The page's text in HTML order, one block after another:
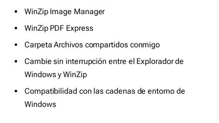
WinZip Image Manager
WinZip PDF Express
Carpeta Archivos compartidos conmigo
Cambie sin interrupción entre el Explorador de
Windows y WinZip
Compatibilidad con las cadenas de entorno de
Windows